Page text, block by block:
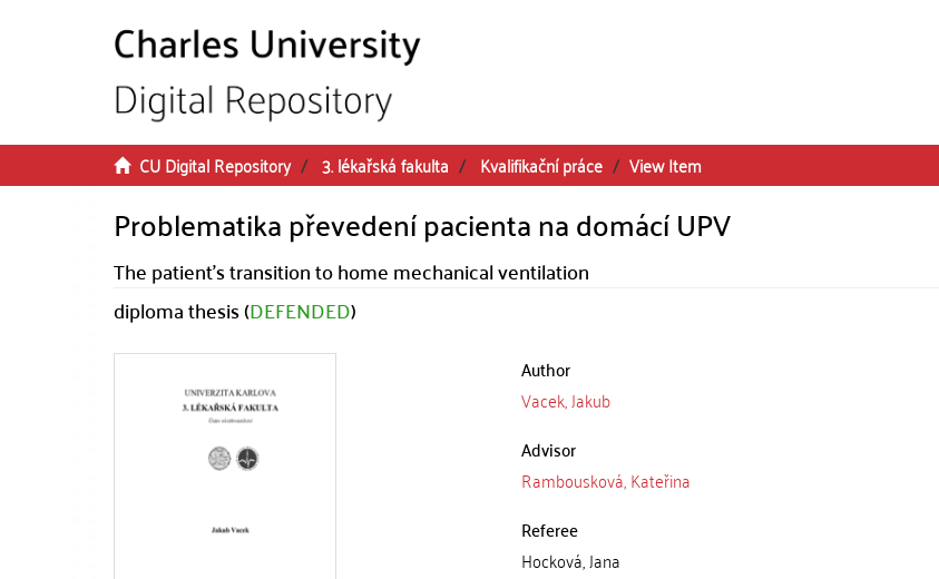
CU Digital Repository 3. lékařská fakulta Kvalifikační práce View Item
Problematika převedení pacienta na domácí UPV
The patient's transition to home mechanical ventilation
diploma thesis (DEFENDED)
Author
Vacek, Jakub
Advisor
Rambousková, Kateřina
Referee
Hocková, Jana